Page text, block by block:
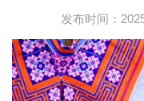
发布时间：